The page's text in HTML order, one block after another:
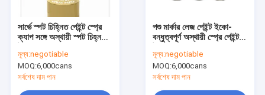
সার্ভে স্পট চিহ্নিত পেইন্ট স্প্রে
ক্যাপ সঙ্গে অস্থায়ী স্পট চিহ্ন
মূল্য:negotiable
MOQ:6,000cans
সর্বশেষ দাম পান
পশু মার্কার লেজ পেইন্ট ইকো-
বন্ধুত্বপূর্ণ অস্থায়ী স্প্রে পেইন্ট
মূল্য:negotiable
MOQ:6,000cans
সর্বশেষ দাম পান